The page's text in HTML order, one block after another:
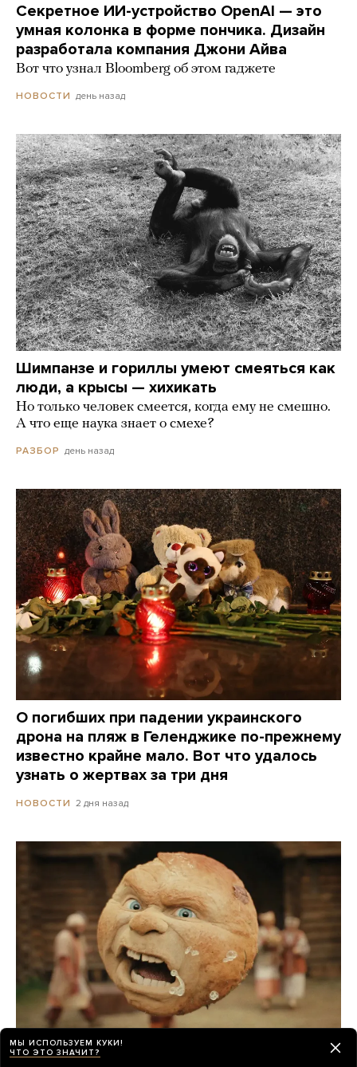
Секретное ИИ-устройство OpenAI — это
умная колонка в форме пончика. Дизайн
разработала компания Джони Айва
Вот что узнал Bloomberg об этом гаджете
НОВОСТИ день назад
Шимпанзе и гориллы умеют смеяться как
люди, а крысы — хихикать
Но только человек смеется, когда ему не смешно.
А что еще наука знает о смехе?
РАЗБОР день назад
О погибших при падении украинского
дрона на пляж в Геленджике по-прежнему
известно крайне мало. Вот что удалось
узнать о жертвах за три дня
НОВОСТИ 2 дня назад
Российские прокатчики передвинули
МЫ ИСПОЛЬЗУЕМ КУКИ!
ЧТО ЭТО ЗНАЧИТ?